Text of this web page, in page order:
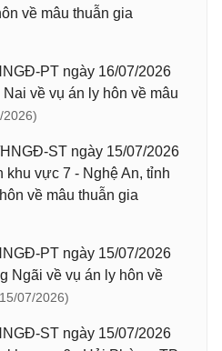
về mâu thuẫn gia
PT ngày 16/07/2026
về vụ án ly hôn về mâu
2026)
ST ngày 15/07/2026
khu vực 7 - Nghệ An, tỉnh
về mâu thuẫn gia
PT ngày 15/07/2026
Ngãi về vụ án ly hôn về
07/2026)
ST ngày 15/07/2026